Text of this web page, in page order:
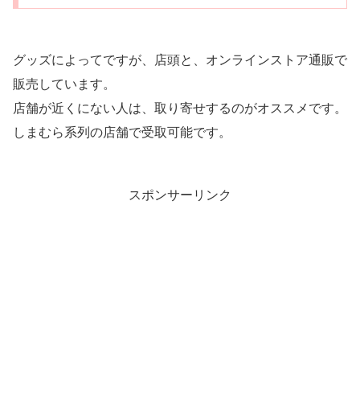
グッズによってですが、店頭と、オンラインストア通販で
販売しています。
店舗が近くにない人は、取り寄せするのがオススメです。
しまむら系列の店舗で受取可能です。
スポンサーリンク